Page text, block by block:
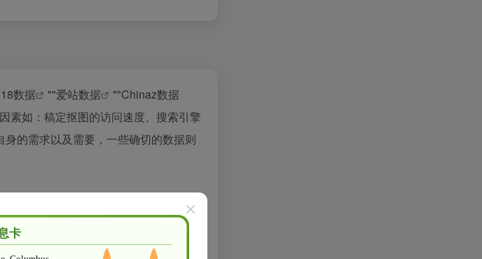
数据 ""爱站数据 ""Chinaz数据
素如：稿定抠图的访问速度、搜索引擎
的需求以及需要，一些确切的数据则
部链接的指向，不由水木纱纪实际控制，在
，可以直接联系网站管理员进行删除，水